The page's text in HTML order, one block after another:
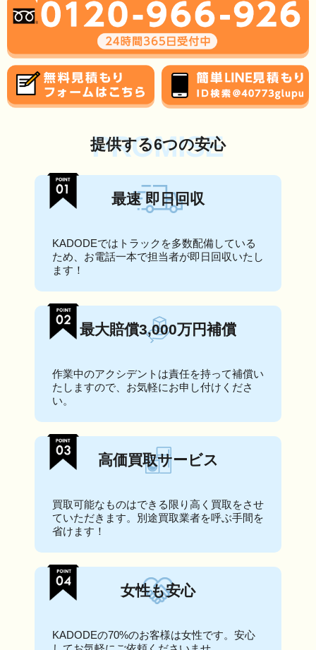
PROMISE
提供する6つの安心
最速 即日回収
KADODEではトラックを多数配備している
ため、お電話一本で担当者が即日回収いたし
ます！
最大賠償3,000万円補償
作業中のアクシデントは責任を持って補償い
たしますので、お気軽にお申し付けくださ
い。
高価買取サービス
買取可能なものはできる限り高く買取をさせ
ていただきます。別途買取業者を呼ぶ手間を
省けます！
女性も安心
KADODEの70%のお客様は女性です。安心